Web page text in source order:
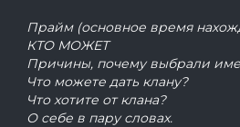
Прайм (основное время
КТО МОЖЕТ
Причины, почему выбрали
Что можете дать клану?
Что хотите от клана?
О себе в пару словах.